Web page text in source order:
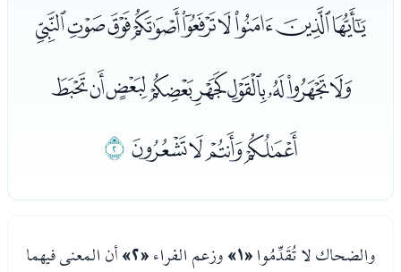
ﮠﮡﮢﮣﮤﮥﮦﮧﮨ
ﮩﮪﮫﮬﮭﮮﮯﮰﮱ
ﯓﯔﯕﯖﯗ
والضحاك لا تُقَدِّمُوا«١» وزعم الفراء«٢» أن المعنى فيهما